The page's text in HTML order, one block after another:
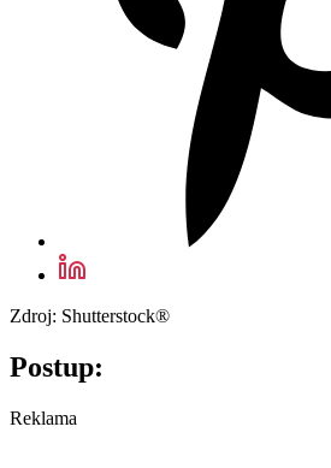
Zdroj: Shutterstock®
Postup:
Reklama